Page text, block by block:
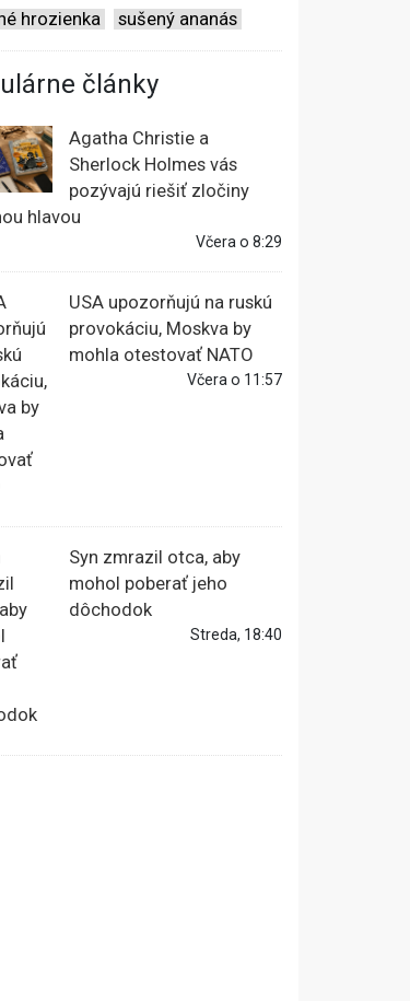
hrozienka sušený ananás
články
Agatha Christie a
Sherlock Holmes vás
pozývajú riešiť zločiny
hlavou
Včera o 8:29
USA upozorňujú na ruskú
provokáciu, Moskva by
mohla otestovať NATO
Včera o 11:57
Syn zmrazil otca, aby
mohol poberať jeho
dôchodok
Streda, 18:40